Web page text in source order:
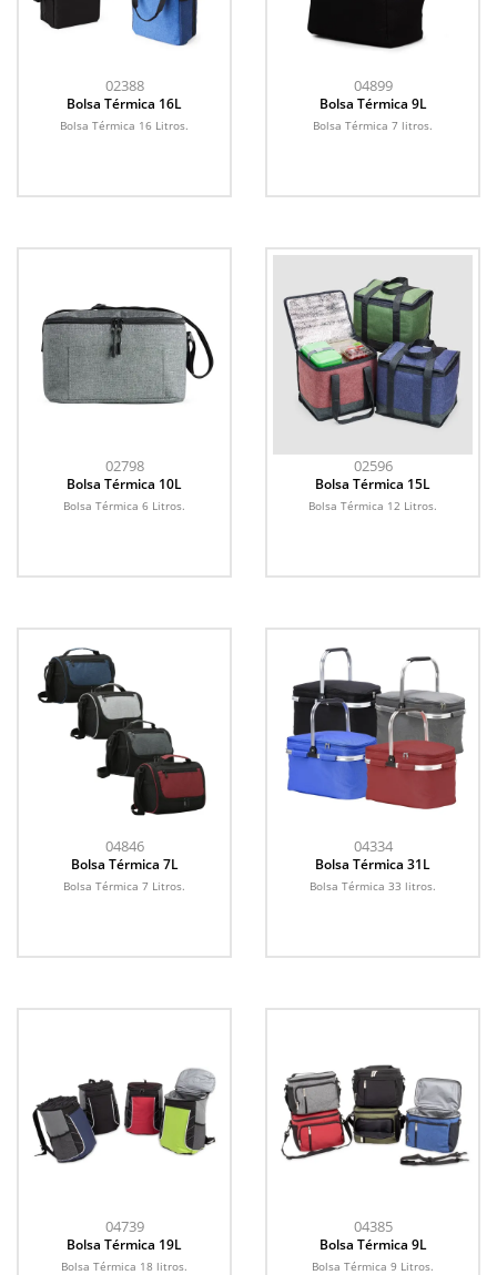
02388
Bolsa Térmica 16L
Bolsa Térmica 16 Litros.
04899
Bolsa Térmica 9L
Bolsa Térmica 7 litros.
02798
Bolsa Térmica 10L
Bolsa Térmica 6 Litros.
02596
Bolsa Térmica 15L
Bolsa Térmica 12 Litros.
04846
Bolsa Térmica 7L
Bolsa Térmica 7 Litros.
04334
Bolsa Térmica 31L
Bolsa Térmica 33 litros.
04739
Bolsa Térmica 19L
Bolsa Térmica 18 litros.
04385
Bolsa Térmica 9L
Bolsa Térmica 9 Litros.